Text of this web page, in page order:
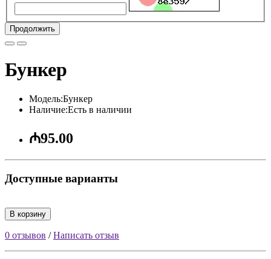
Продолжить
Бункер
Модель:Бункер
Наличие:Есть в наличии
₼95.00
Доступные варианты
В корзину
0 отзывов /Написать отзыв